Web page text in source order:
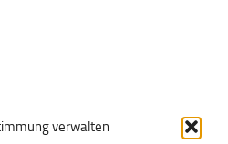
verwalten